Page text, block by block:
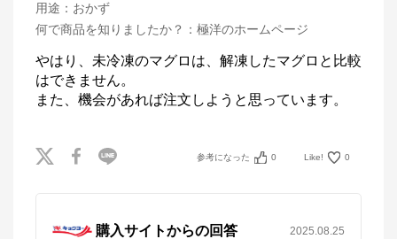
用途 ： おかず
何で商品を知りましたか？ ： 極洋のホームページ
やはり、未冷凍のマグロは、解凍したマグロと比較
はできません。
また、機会があれば注文しようと思っています。
参考になった 0 Like! 0
購入サイトからの回答 2025.08.25